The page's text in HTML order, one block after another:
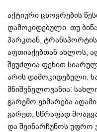
აქტიური ცხოვრების
დამოკიდებული. თუ
პარკთან, ტრანსპორტის
აფთიაქებთან ახლოს,
შეუძლია ფეხით
არის დამოკიდებული.
მნიშვნელოვანია:
გარემო ეხმარება
გარეთ, სწრაფად
და შეინარჩუნოს უფრო